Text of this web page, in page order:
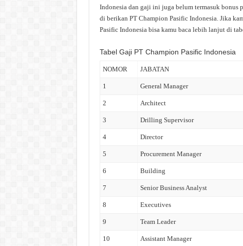
Indonesia dan gaji ini juga belum termasuk bonus
di berikan PT Champion Pasific Indonesia. Jika
Pasific Indonesia bisa kamu baca lebih lanjut di
Tabel Gaji PT Champion Pasific Indonesia
NOMOR JABATAN
1 General Manager
2 Architect
3 Drilling Supervisor
4 Director
5 Procurement Manager
6 Building
7 Senior Business Analyst
8 Executives
9 Team Leader
10 Assistant Manager